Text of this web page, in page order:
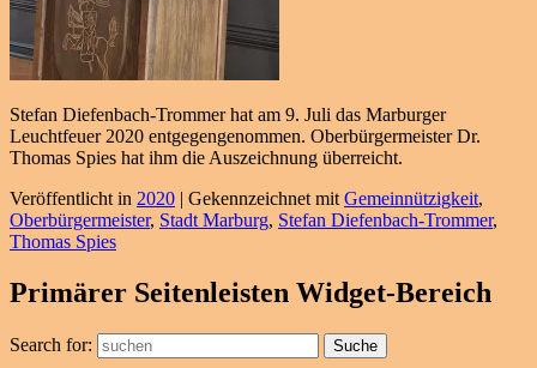
Stefan Diefenbach-Trommer hat am 9. Juli das Marburger
Leuchtfeuer 2020 entgegengenommen. Oberbürgermeister Dr.
Thomas Spies hat ihm die Auszeichnung überreicht.
Veröffentlicht in 2020 Gekennzeichnet mit Gemeinnützigkeit,
Oberbürgermeister, Stadt Marburg, Stefan Diefenbach-Trommer,
Thomas Spies
Primärer Seitenleisten Widget-Bereich
Search for: Suche